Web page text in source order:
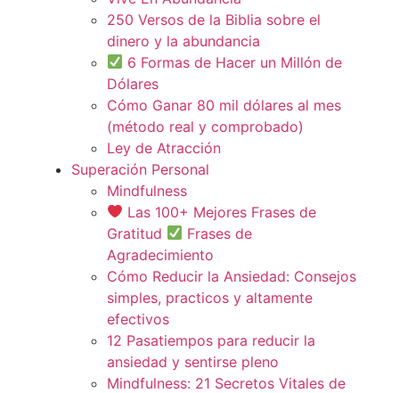
250 Versos de la Biblia sobre el
dinero y la abundancia
6 Formas de Hacer un Millón de
Dólares
Cómo Ganar 80 mil dólares al mes
(método real y comprobado)
Ley de Atracción
Superación Personal
Mindfulness
Las 100+ Mejores Frases de
Gratitud
Frases de
Agradecimiento
Cómo Reducir la Ansiedad: Consejos
simples, practicos y altamente
efectivos
12 Pasatiempos para reducir la
ansiedad y sentirse pleno
Mindfulness: 21 Secretos Vitales de